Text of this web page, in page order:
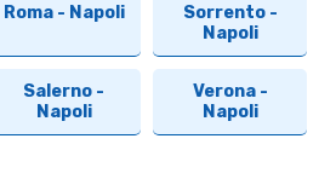
Roma - Napoli
Sorrento -
Napoli
Salerno -
Napoli
Verona -
Napoli